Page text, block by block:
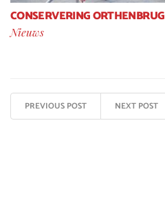
CONSERVERING ORTHENBRUG
Nieuws
PREVIOUS POST NEXT POST